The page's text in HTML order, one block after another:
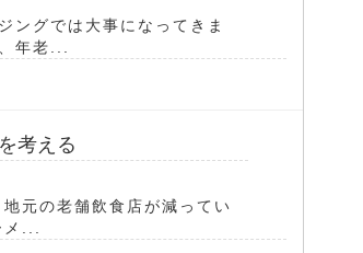
ングでは大事になってきま
年老...
考える
元の老舗飲食店が減ってい
...